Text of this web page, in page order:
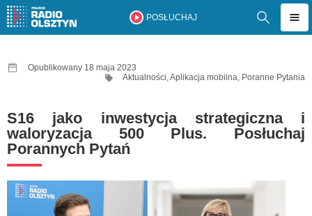
POSŁUCHAJ
Opublikowany 18 maja 2023
Aktualności,Aplikacja mobilna, Poranne Pytania
S16 jako inwestycja strategiczna i
waloryzacja 500 Plus. Posłuchaj
Porannych Pytań